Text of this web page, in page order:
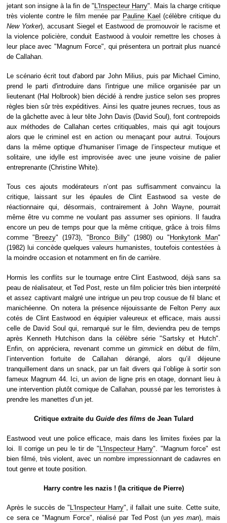
jetant son insigne à la fin de "L'Inspecteur Harry". Mais la charge critique
très violente contre le film menée par Pauline Kael (célèbre critique du
New Yorker), accusant Siegel et Eastwood de promouvoir le racisme et
la violence policière, conduit Eastwood à vouloir remettre les choses à
leur place avec "Magnum Force", qui présentera un portrait plus nuancé
de Callahan.
Le scénario écrit tout d'abord par John Milius, puis par Michael Cimino,
prend le parti d'introduire dans l'intrigue une milice organisée par un
lieutenant (Hal Holbrook) bien décidé à rendre justice selon ses propres
règles bien sûr très expéditives. Ainsi les quatre jeunes recrues, tous as
de la gâchette avec à leur tête John Davis (David Soul), font contrepoids
aux méthodes de Callahan certes critiquables, mais qui agit toujours
alors que le criminel est en action ou menaçant pour autrui. Toujours
dans la même optique d’humaniser l’image de l’inspecteur mutique et
solitaire, une idylle est improvisée avec une jeune voisine de palier
entreprenante (Christine White).
Tous ces ajouts modérateurs n’ont pas suffisamment convaincu la
critique, laissant sur les épaules de Clint Eastwood sa veste de
réactionnaire qui, désormais, contrairement à John Wayne, pourrait
même être vu comme ne voulant pas assumer ses opinions. Il faudra
encore un peu de temps pour que la même critique, grâce à trois films
comme " Breezy" (1973), " Bronco Billy" (1980) ou " Honkytonk Man"
(1982) lui concède quelques valeurs humanistes, toutefois contestées à
la moindre occasion et notamment en fin de carrière.
Hormis les conflits sur le tournage entre Clint Eastwood, déjà sans sa
peau de réalisateur, et Ted Post, reste un film policier très bien interprété
et assez captivant malgré une intrigue un peu trop cousue de fil blanc et
manichéenne. On notera la présence réjouissante de Felton Perry aux
cotés de Clint Eastwood en équipier valeureux et efficace, mais aussi
celle de David Soul qui, remarqué sur le film, deviendra peu de temps
après Kenneth Hutchison dans la célèbre série "Sartsky et Hutch".
Enfin, on appréciera, revenant comme ungimmick en début de film,
l’intervention fortuite de Callahan dérangé, alors qu’il déjeune
tranquillement dans un snack, par un fait divers qui l’oblige à sortir son
fameux Magnum 44. Ici, un avion de ligne pris en otage, donnant lieu à
une intervention plutôt comique de Callahan, poussé par les terroristes à
prendre les manettes d’un jet.
Critique extraite du Guide des filmsde Jean Tulard
Eastwood veut une police efficace, mais dans les limites fixées par la
loi. Il corrige un peu le tir de "L'Inspecteur Harry". "Magnum force" est
bien filmé, très violent, avec un nombre impressionnant de cadavres en
tout genre et toute position.
Harry contre les nazis ! (la critique de Pierre)
Après le succès de " L'Inspecteur Harry", il fallait une suite. Cette suite,
ce sera ce "Magnum Force", réalisé par Ted Post (un yes man), mais